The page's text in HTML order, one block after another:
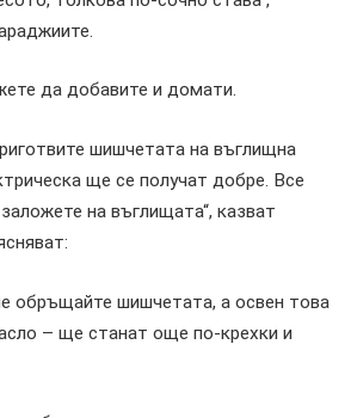
да добавите и домати.
шишчетата на въглищна
ще се получат добре. Все
на въглищата“, казват
обръщайте шишчетата, а освен това
– ще станат още по-крехки и